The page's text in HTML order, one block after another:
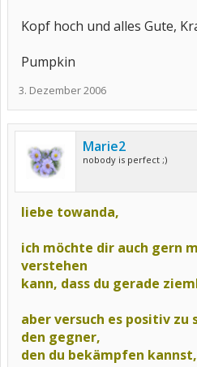
Kopf hoch und alles Gute,
Pumpkin
3. Dezember 2006
Marie2
nobody is perfect ;)
liebe towanda,
ich möchte dir auch gern
verstehen
kann, dass du gerade
aber versuch es positiv
den gegner,
den du bekämpfen